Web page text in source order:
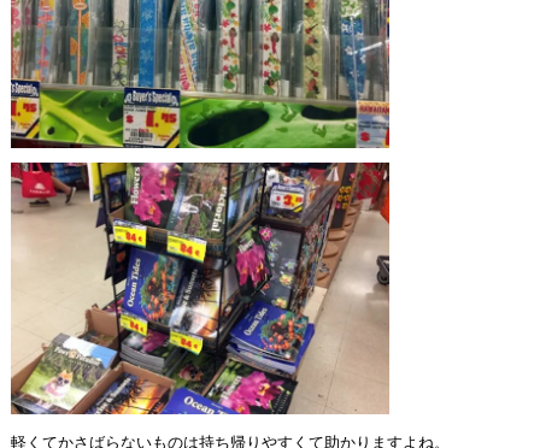
軽くてかさばらないものは持ち帰りやすくて助かりますよね。